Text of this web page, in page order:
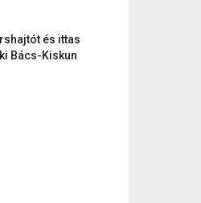
és ittas
Bács-Kiskun